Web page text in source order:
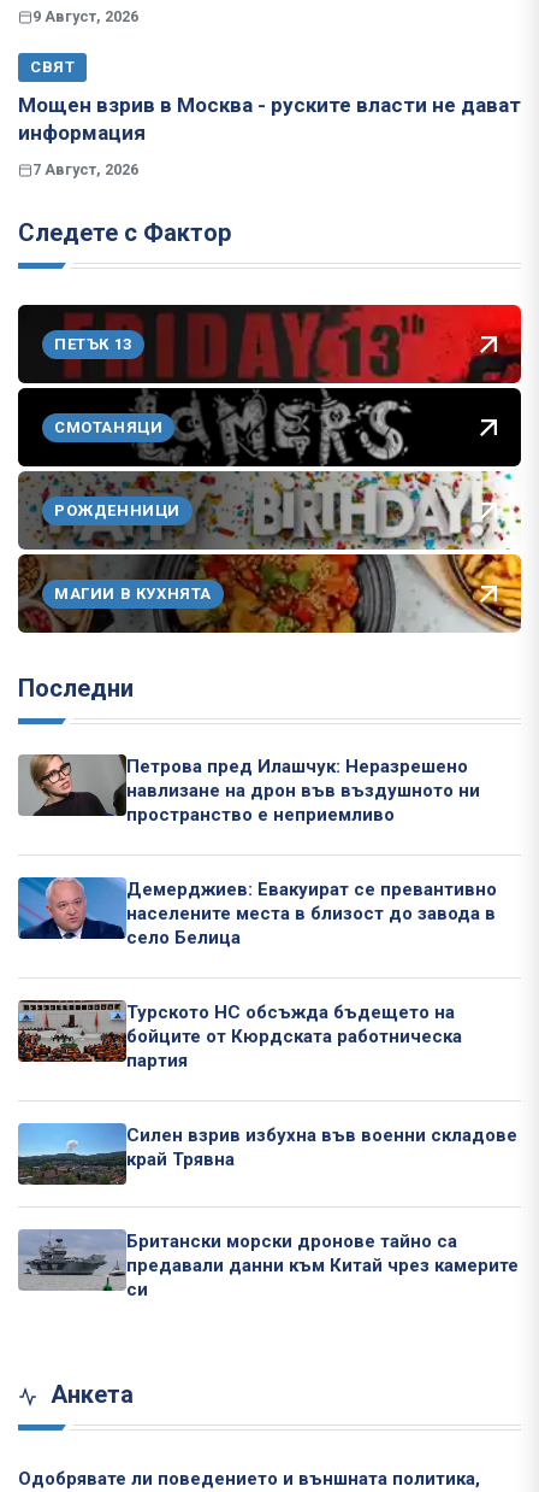
9 Август, 2026
СВЯТ
Мощен взрив в Москва - руските власти не дават
информация
7 Август, 2026
Следете с Фактор
ПЕТЪК 13
СМОТАНЯЦИ
РОЖДЕННИЦИ
МАГИИ В КУХНЯТА
Последни
Петрова пред Илашчук: Неразрешено
навлизане на дрон във въздушното ни
пространство е неприемливо
Демерджиев: Евакуират се превантивно
населените места в близост до завода в
село Белица
Турското НС обсъжда бъдещето на
бойците от Кюрдската работническа
партия
Силен взрив избухна във военни складове
край Трявна
Британски морски дронове тайно са
предавали данни към Китай чрез камерите
си
Анкета
Одобрявате ли поведението и външната политика,